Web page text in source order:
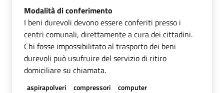
Modalità di conferimento
I beni durevoli devono essere conferiti presso i
centri comunali, direttamente a cura dei cittadini.
Chi fosse impossibilitato al trasporto dei beni
durevoli può usufruire del servizio di ritiro
domiciliare su chiamata.
aspirapolveri compressori
computer